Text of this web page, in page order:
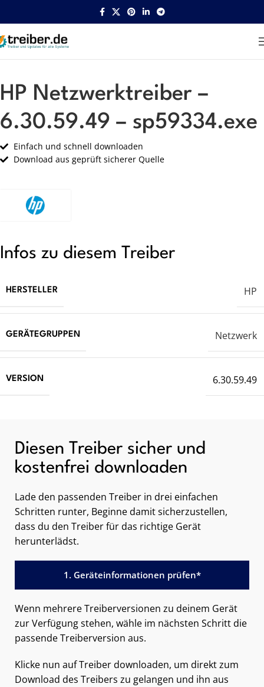
Startseite HP Netzwerk
HP Netzwerktreiber –
6.30.59.49 – sp59334.exe
Einfach und schnell downloaden
Download aus geprüft sicherer Quelle
Infos zu diesem Treiber
HERSTELLER HP
GERÄTEGRUPPEN Netzwerk
VERSION 6.30.59.49
Diesen Treiber sicher und
kostenfrei downloaden
Lade den passenden Treiber in drei einfachen
Schritten runter, Beginne damit sicherzustellen,
dass du den Treiber für das richtige Gerät
herunterlädst.
1. Geräteinformationen prüfen*
Wenn mehrere Treiberversionen zu deinem Gerät
zur Verfügung stehen, wähle im nächsten Schritt die
passende Treiberversion aus.
Klicke nun auf Treiber downloaden, um direkt zum
Download des Treibers zu gelangen und ihn aus